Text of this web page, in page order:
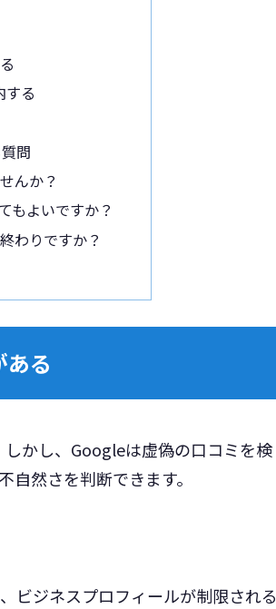
る
問
んか？
もよいですか？
わりですか？
る
かし、Googleは虚偽の口コミを検
然さを判断できます。
ビジネスプロフィールが制限される